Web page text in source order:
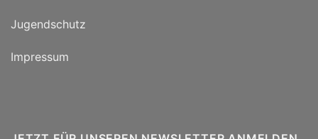
Jugendschutz
Impressum